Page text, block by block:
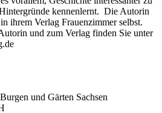
kennenlernt. Die Autorin
ihrem Verlag Frauenzimmer selbst.
und zum Verlag finden Sie unter
und Gärten Sachsen